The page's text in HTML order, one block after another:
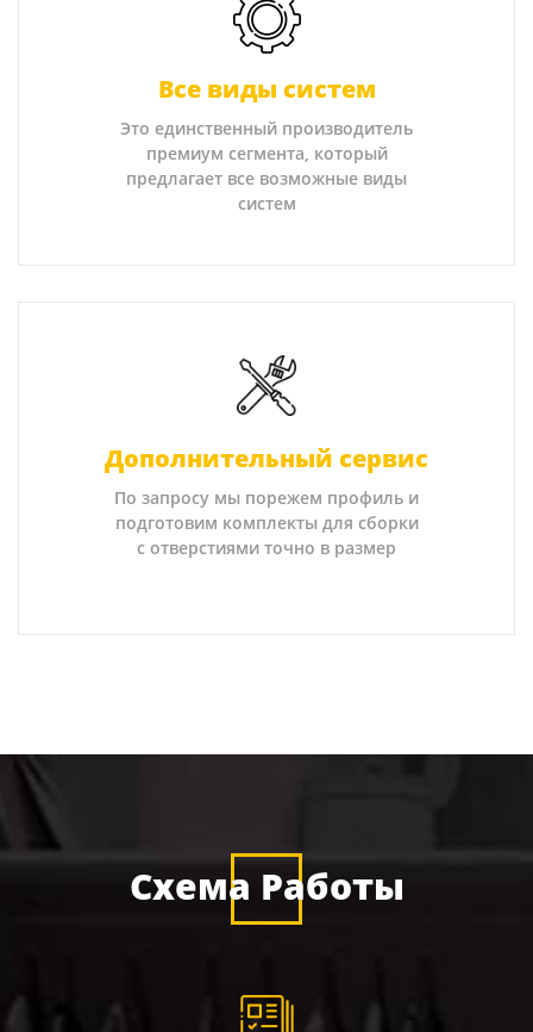
Все виды систем
Это единственный производитель
премиум сегмента, который
предлагает все возможные виды
систем
Дополнительный сервис
По запросу мы порежем профиль и
подготовим комплекты для сборки
с отверстиями точно в размер
Схема Работы